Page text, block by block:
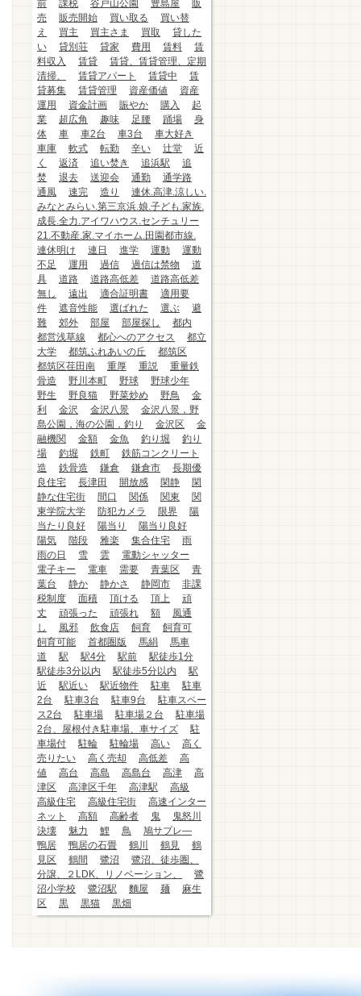
前
課税 谷戸山公園 豊島屋
販
売
販売開始 買い取る
買い替
え
買主 買主さま 買取
貸した
い
貸別荘 貸家 費用 賃料
賃
料収入
賃貸
賃貸、賃貸管理、定期
清掃、
賃貸アパート 賃貸中
賃
貸募集
賃貸管理 資産価値
資産
運用
資金計画 賑やか 購入
起
業
超広角 趣味 足腰 踊場
身
体
車 車2台 車3台
車大好き
車庫
軟式 転勤 辛い 辻堂
近
く
返済 追い焚き 追浜駅
追
焚
退去 送迎会 通勤
通学路
通風
速完 造り
連休.高津.涼しい.
みなとみらい.第三京浜.娘.子ども.家族.
成長.全力.アイワハウス.センチュリー
21.不動産.家.マイホーム.田園都市線.
連休明け
連日 進学 運動
運動
不足
運用 過信 過信は禁物
道
具
道路 道路高低差
道路高低差
無し
遠出 適合証明書
適用要
件
遮音性能 選ばれた 選ぶ
避
難
郊外 部屋 部屋探し
都内
都営浅草線
都心へのアクセス
都立
大学
都筑ふれあいの丘
都筑区
都筑区荏田南
重厚 重説
重量鉄
骨造
野川本町 野球
野球少年
野生
野良猫 野菜炒め 野鳥
金
利
金沢 金沢八景
金沢八景，野
島公園，海の公園，釣り
金沢区
金
融機関
金額 金魚 釣り堀
釣り
場
釣堀 鉄町
鉄筋コンクリート
造
鉄骨造 鎌倉 鎌倉市
長期優
良住宅
長津田 開放感 閑静
閑
静な住宅街
間口 関係 関東
関
東学院大学
防犯カメラ 限界
陽
当たり良好
陽当り
陽当り良好
陽気
階段 雅楽 集合住宅
雨
雨の日
雪 雲
電動シャッター
電子キー
電車 需要 青葉区
青
葉台
静か 静かさ 静岡市
非課
税制度
面積 頂ける 頂上
頑
丈
頑張った 頑張れ 額
風通
し
風邪 飲食店 飼育
飼育可
飼育可能
首都圏版 馬絹
馬車
道
駅 駅4分 駅前
駅徒歩1分
駅徒歩3分以内
駅徒歩5分以内
駅
近
駅近い 駅近物件 駐車
駐車
2台
駐車3台 駐車9台
駐車スペー
ス2台
駐車場 駐車場２台
駐車場
2台、屋根付き駐車場、車サイズ
駐
車場付
駐輪 駐輪場 高い
高く
売りたい
高く売却 高低差
高
値
高台 高島 高島台 高津
高
津区
高津区千年 高津駅
高級
高級住宅
高級住宅街
高速インター
ネット
高額 高齢者 鬼
鬼怒川
決壊
魅力 鯉 鳥
鳩サブレ―
鴨居
鴨居の石畳 鶴川 鶴見
鶴
見区
鶴間 鷺沼
鷺沼、徒歩圏、
分譲、２LDK、リノベーション、
鷺
沼小学校
鷺沼駅 麵屋 麺
麻生
区
黒 黒猫 黒畑